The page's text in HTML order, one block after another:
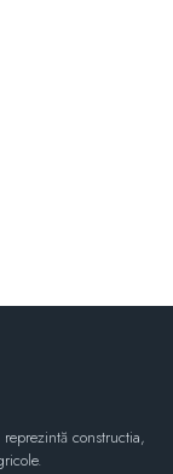
constructia,